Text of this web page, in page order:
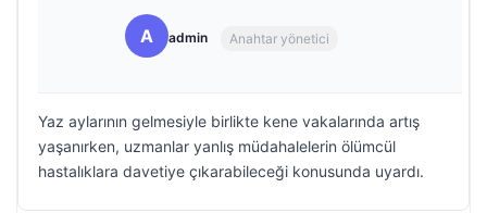
A admin Anahtar yönetici
Yaz aylarının gelmesiyle birlikte kene vakalarında artış
yaşanırken, uzmanlar yanlış müdahalelerin ölümcül
hastalıklara davetiye çıkarabileceği konusunda uyardı.